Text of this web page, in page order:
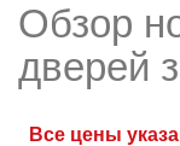
Обзор
дверей
Все цены